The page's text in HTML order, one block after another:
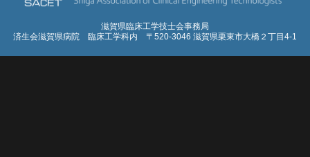
滋賀県臨床工学技士会事務局
済生会滋賀県病院 臨床工学科内 〒520-3046 滋賀県栗東市大橋２丁目4-1